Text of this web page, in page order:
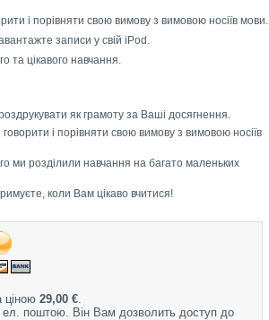
і порівняти свою вимову з вимовою носіїв мови.
записи у свій iPod.
та цікавого навчання.
як грамоту за Ваші досягнення.
і порівняти свою вимову з вимовою носіїв
ми розділили навчання на багато маленьких
коли Вам цікаво вчитися!
ціною 29,00 €
ел. поштою. Він Вам дозволить доступ до